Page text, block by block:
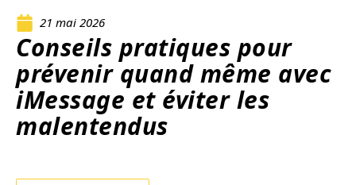
21 mai 2026
Conseils pratiques pour
prévenir quand même avec
iMessage et éviter les
malentendus